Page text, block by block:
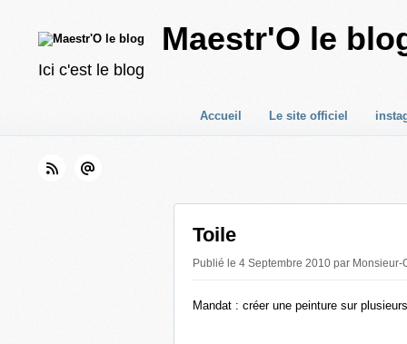
Maestr'O le
Ici c'est le blog
Accueil Le site officiel
Toile
Publié le 4 Septembre 2010 par
Mandat : créer une peinture sur